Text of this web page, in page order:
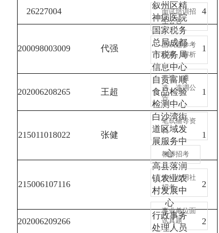
26227004
叙州区精
神病医院
4
200098003009 代强
国家税务
总局成都
市税务局
信息中心
1
202006208265 王超
自贡富顺
食品检验
检测中心
1
215011018022 张健
白沙湾街
道区域发
展服务中
心
1
215006107116
高县落润
镇农业农
村发展中
心
2
202006209266
行政事务
处理人员
2
面试培训招
生公告
面试题参考
答案、解析
公选、遴
选、选调公
告
笔试辅导资
料
教师招考
银行信用社
招考
事业单位面
试真题